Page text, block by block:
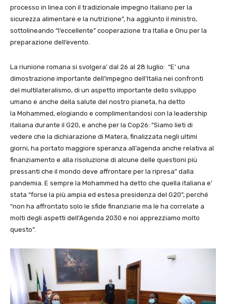
processo in linea con il tradizionale impegno italiano per la
sicurezza alimentare e la nutrizione”, ha aggiunto il ministro,
sottolineando “l’eccellente” cooperazione tra Italia e Onu per la
preparazione dell’evento.
La riunione romana si svolgera’ dal 26 al 28 luglio: “E’ una
dimostrazione importante dell’impegno dell’Italia nei confronti
del multilateralismo, di un aspetto importante dello sviluppo
umano e anche della salute del nostro pianeta, ha detto
la Mohammed, elogiando e complimentandosi con la leadership
italiana durante il G20, e anche per la Cop26: “Siamo lieti di
vedere che la dichiarazione di Matera, finalizzata negli ultimi
giorni, ha portato maggiore speranza all’agenda anche relativa al
finanziamento e alla risoluzione di alcune delle questioni più
pressanti che il mondo deve affrontare per la ripresa” dalla
pandemia. E sempre la Mohammed ha detto che quella italiana e’
stata “forse la più ampia ed estesa presidenza del G20”, perché
“non ha affrontato solo le sfide finanziarie ma le ha correlate a
molti degli aspetti dell’Agenda 2030 e noi apprezziamo molto
questo”.